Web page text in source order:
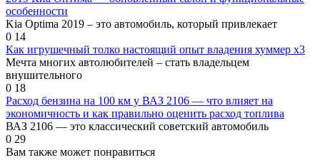
особенности
Kia Optima 2019 – это автомобиль, который привлекает
0 14
Как игрушечный толко настоящий опыт владения хуммер х3
Мечта многих автолюбителей – стать владельцем
внушительного
0 18
Расход бензина на 100 км у ВАЗ 2106 — что влияет на
экономичность и как правильно оценить расход топлива
ВАЗ 2106 — это классический советский автомобиль
0 29
Вам также может понравиться